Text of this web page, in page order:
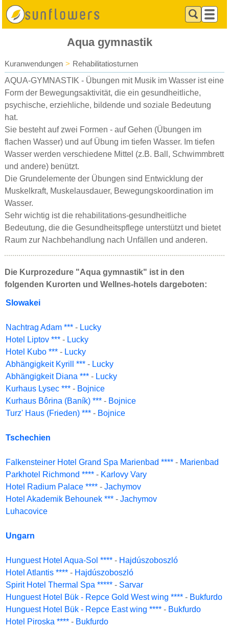
Aqua gymnastik
Kuranwendungen > Rehabilitatiosturnen
AQUA-GYMNASTIK - Übungen mit Musik im Wasser ist eine
Form der Bewegungsaktivität, die ein gesundheitliche,
psychische, erziehliche, bildende und soziale Bedeutung
hat.
Sie besteht auf zwei Formen - auf Gehen (Übungen im
flachen Wasser) und auf Übung im tiefen Wasser. Im tiefen
Wasser werden verschiedene Mittel (z.B. Ball, Schwimmbrett
und andere) benützt.
Die Grundelemente der Übungen sind Entwicklung der
Muskelkraft, Muskelausdauer, Bewegungskoordination im
Wasser.
Sehr wichtig ist die rehabilitations-gesundheitliche
Bedeutung, die die Gesundheitspflege unterstützt und bietet
Raum zur Nachbehandlung nach Unfällen und anderen.
Die Kurprozedure "Aqua gymnastik" ist in den
folgenden Kurorten und Wellnes-hotels dargeboten:
Slowakei
Nachtrag Adam *** - Lucky
Hotel Liptov *** - Lucky
Hotel Kubo *** - Lucky
Abhängigkeit Kyrill *** - Lucky
Abhängigkeit Diana *** - Lucky
Kurhaus Lysec *** - Bojnice
Kurhaus Bôrina (Baník) *** - Bojnice
Turz' Haus (Frieden) *** - Bojnice
Tschechien
Falkensteiner Hotel Grand Spa Marienbad **** - Marienbad
Parkhotel Richmond **** - Karlovy Vary
Hotel Radium Palace **** - Jachymov
Hotel Akademik Behounek *** - Jachymov
Luhacovice
Ungarn
Hunguest Hotel Aqua-Sol **** - Hajdúszoboszló
Hotel Atlantis **** - Hajdúszoboszló
Spirit Hotel Thermal Spa ***** - Sarvar
Hunguest Hotel Bük - Repce Gold West wing **** - Bukfurdo
Hunguest Hotel Bük - Repce East wing **** - Bukfurdo
Hotel Piroska **** - Bukfurdo